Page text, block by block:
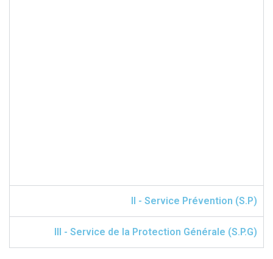
II - Service Prévention (S.P)
III - Service de la Protection Générale (S.P.G)